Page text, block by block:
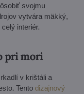
svojmu
vytvára mäkký,
interiér.
pri mori
v krištáli a
Tento dizajnový